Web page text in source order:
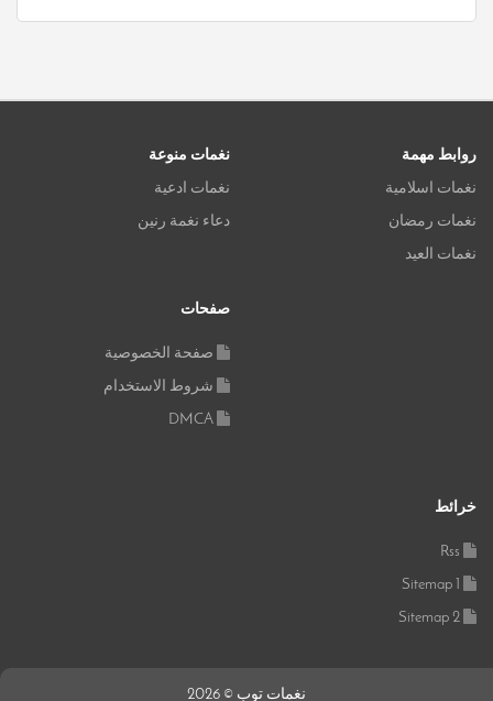
روابط مهمة
نغمات اسلامية
نغمات رمضان
نغمات العيد
نغمات منوعة
نغمات ادعية
دعاء نغمة رنين
صفحات
صفحة الخصوصية
شروط الاستخدام
DMCA
خرائط
Rss
Sitemap 1
Sitemap 2
نغمات توب © 2026